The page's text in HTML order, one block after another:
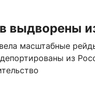
выдворены
масштабные
из